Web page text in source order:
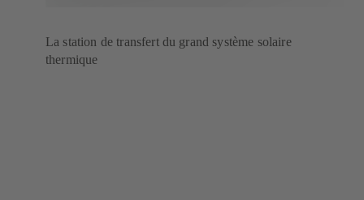
La station de transfert du grand système solaire
thermique